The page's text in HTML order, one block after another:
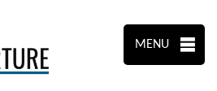
MENU